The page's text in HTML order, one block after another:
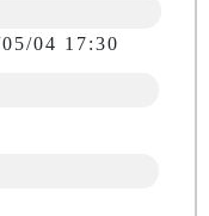
04 17:30